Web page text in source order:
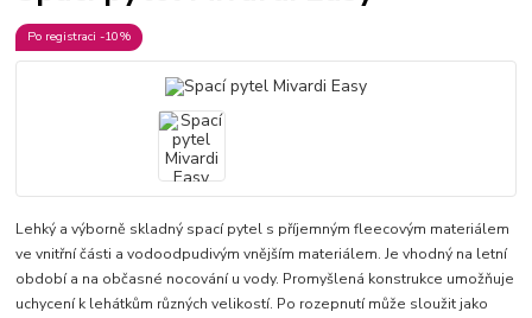
Po registraci -10%
Lehký a výborně skladný spací pytel s příjemným fleecovým materiálem
ve vnitřní části a vodoodpudivým vnějším materiálem. Je vhodný na letní
období a na občasné nocování u vody. Promyšlená konstrukce umožňuje
uchycení k lehátkům různých velikostí. Po rozepnutí může sloužit jako